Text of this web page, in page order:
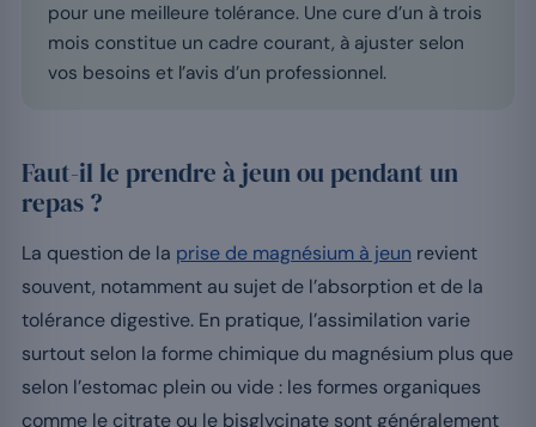
pour une meilleure tolérance. Une cure d’un à trois
mois constitue un cadre courant, à ajuster selon
vos besoins et l’avis d’un professionnel.
Faut-il le prendre à jeun ou pendant un
repas ?
La question de la prise de magnésium à jeun revient
souvent, notamment au sujet de l’absorption et de la
tolérance digestive. En pratique, l’assimilation varie
surtout selon la forme chimique du magnésium plus que
selon l’estomac plein ou vide : les formes organiques
comme le citrate ou le bisglycinate sont généralement